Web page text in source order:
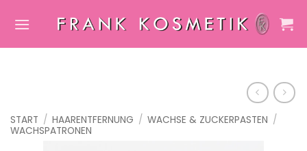
Inhalt
START / HAARENTFERNUNG / WACHSE & ZUCKERPASTEN /
WACHSPATRONEN